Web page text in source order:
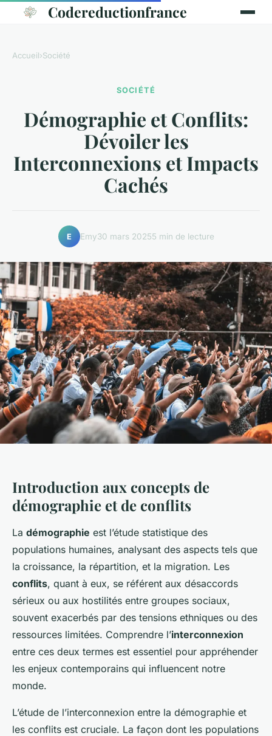
Codereductionfrance
Accueil›Société
SOCIÉTÉ
Démographie et Conflits:
Dévoiler les
Interconnexions et Impacts
Cachés
E Emy30 mars 20255 min de lecture
Introduction aux concepts de
démographie et de conflits
La démographie est l’étude statistique des
populations humaines, analysant des aspects tels que
la croissance, la répartition, et la migration. Les
conflits, quant à eux, se référent aux désaccords
sérieux ou aux hostilités entre groupes sociaux,
souvent exacerbés par des tensions ethniques ou des
ressources limitées. Comprendre l’interconnexion
entre ces deux termes est essentiel pour appréhender
les enjeux contemporains qui influencent notre
monde.
L’étude de l’interconnexion entre la démographie et
les conflits est cruciale. La façon dont les populations